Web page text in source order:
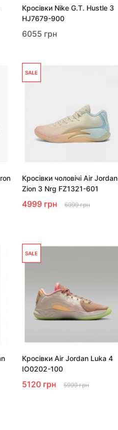
Кросівки Nike G.T. Hustle 3
HJ7679-900
6055 грн
Кросівки чоловічі Air Jordan
Zion 3 Nrg FZ1321-601
4999 грн 6999 грн
Кросівки Air Jordan Luka 4
IO0202-100
5120 грн 5999 грн